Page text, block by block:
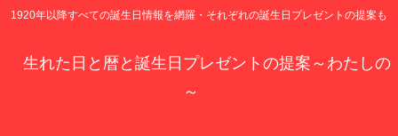
1920年以降すべての誕生日情報を網羅・それぞれの誕生日プレゼントの提案も
生れた日と暦と誕生日プレゼントの提案～わたしの
～